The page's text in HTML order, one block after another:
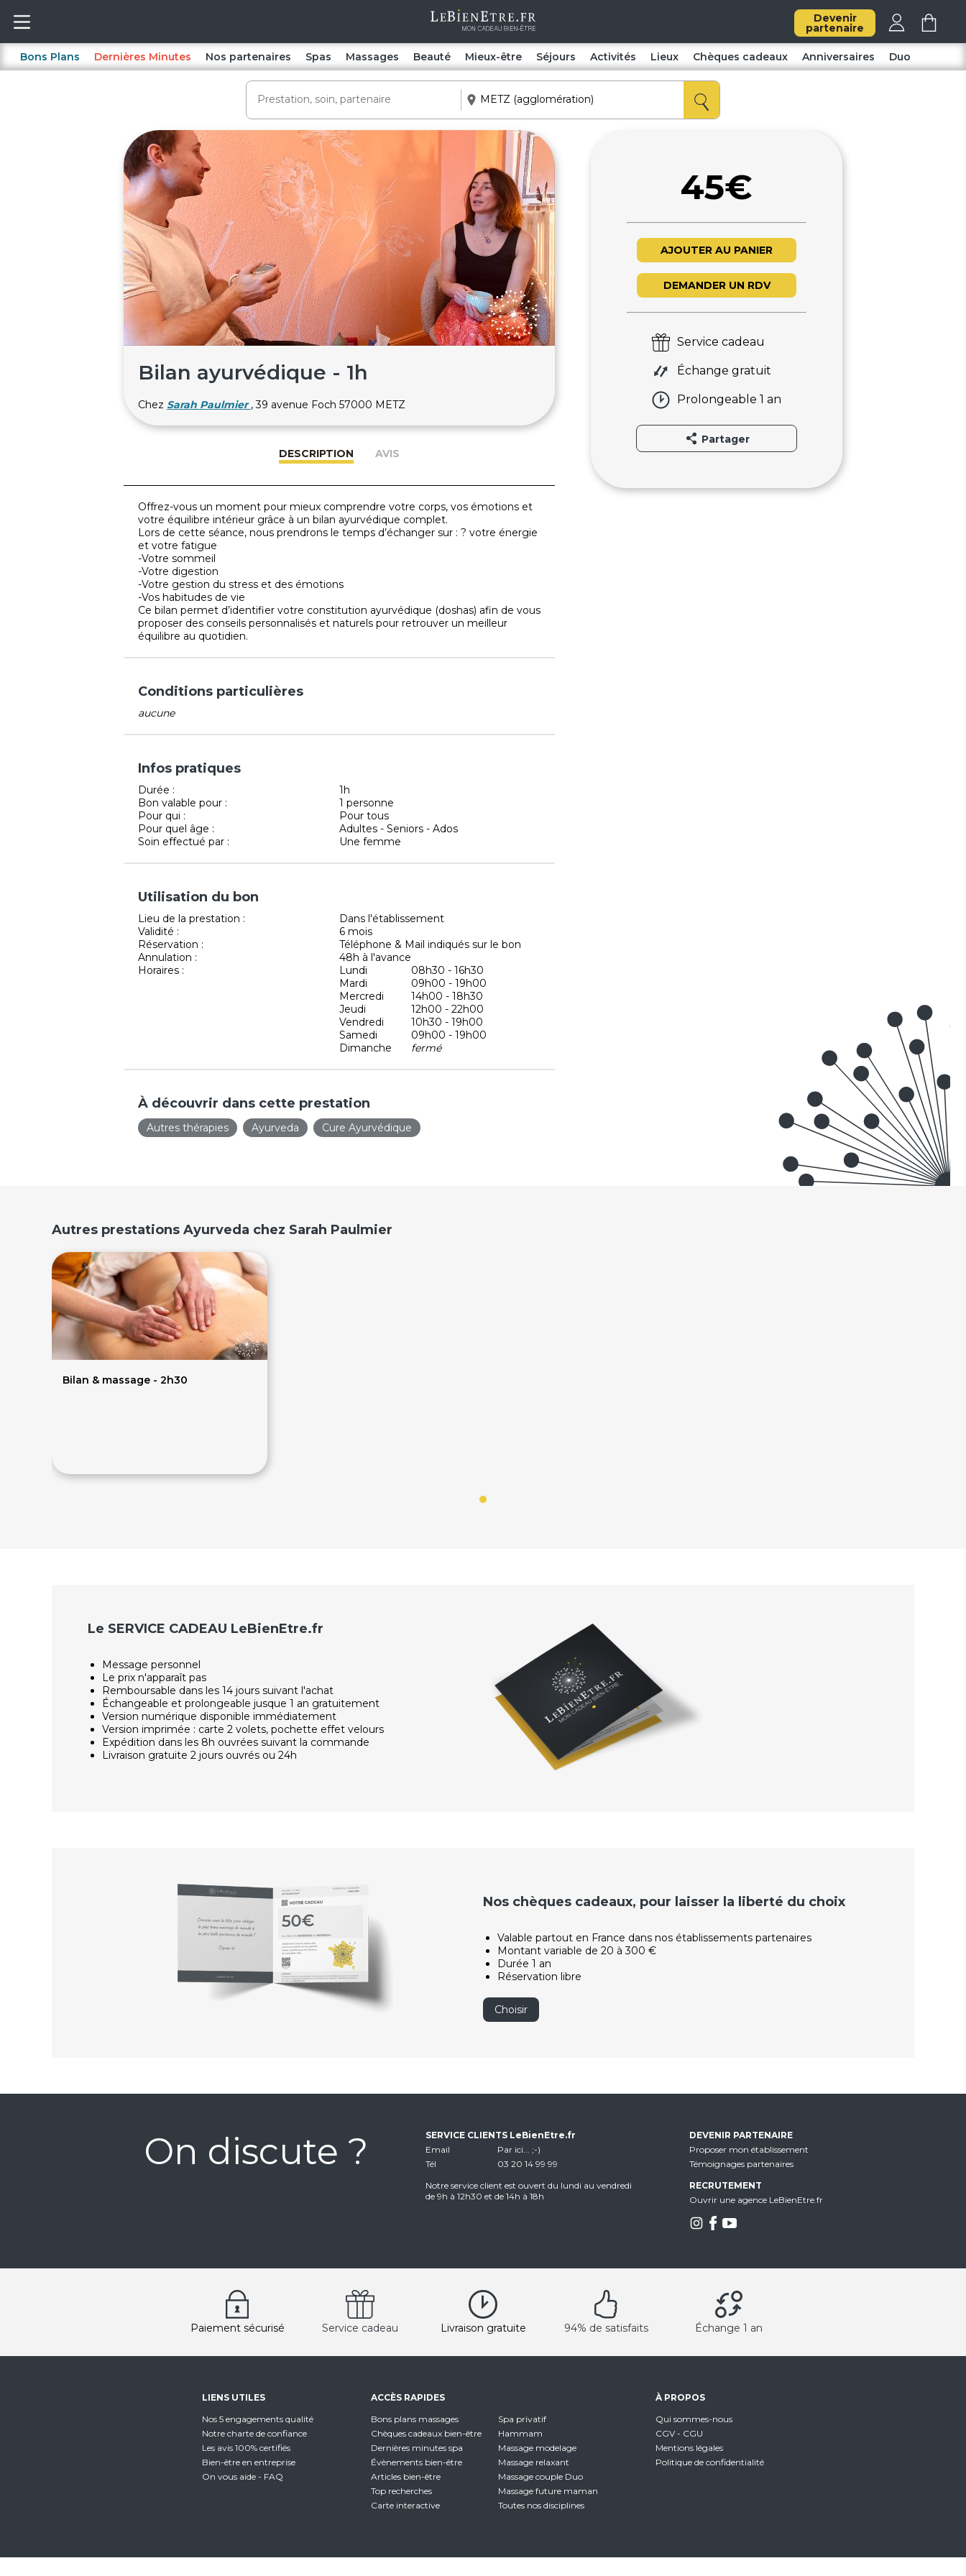
Devenir
partenaire
Bons Plans Dernières Minutes Nos partenaires Spas Massages Beauté Mieux-être Séjours Activités Lieux Chèques cadeaux Anniversaires Duo
Bilan ayurvédique - 1h
Chez Sarah Paulmier , 39 avenue Foch 57000 METZ
DESCRIPTION AVIS
Offrez-vous un moment pour mieux comprendre votre corps, vos émotions et
votre équilibre intérieur grâce à un bilan ayurvédique complet.
Lors de cette séance, nous prendrons le temps d’échanger sur : ? votre énergie
et votre fatigue
-Votre sommeil
-Votre digestion
-Votre gestion du stress et des émotions
-Vos habitudes de vie
Ce bilan permet d’identifier votre constitution ayurvédique (doshas) afin de vous
proposer des conseils personnalisés et naturels pour retrouver un meilleur
équilibre au quotidien.
Conditions particulières
aucune
Infos pratiques
Durée :
1h
Bon valable pour :
1 personne
Pour qui :
Pour tous
Pour quel âge :
Adultes - Seniors - Ados
Soin effectué par :
Une femme
Utilisation du bon
Lieu de la prestation :
Dans l'établissement
Validité :
6 mois
Réservation :
Téléphone & Mail indiqués sur le bon
Annulation :
48h à l'avance
Horaires :
Lundi
08h30 - 16h30
Mardi
09h00 - 19h00
Mercredi
14h00 - 18h30
Jeudi
12h00 - 22h00
Vendredi
10h30 - 19h00
Samedi
09h00 - 19h00
Dimanche
fermé
À découvrir dans cette prestation
Autres thérapies Ayurveda Cure Ayurvédique
45€
AJOUTER AU PANIER
DEMANDER UN RDV
Service cadeau
Échange gratuit
Prolongeable 1 an
Partager
Autres prestations Ayurveda chez Sarah Paulmier
Bilan & massage - 2h30
Le SERVICE CADEAU LeBienEtre.fr
Message personnel
Le prix n'apparaît pas
Remboursable dans les 14 jours suivant l'achat
Échangeable et prolongeable jusque 1 an gratuitement
Version numérique disponible immédiatement
Version imprimée : carte 2 volets, pochette effet velours
Expédition dans les 8h ouvrées suivant la commande
Livraison gratuite 2 jours ouvrés ou 24h
Nos chèques cadeaux, pour laisser la liberté du choix
Valable partout en France dans nos établissements partenaires
Montant variable de 20 à 300 €
Durée 1 an
Réservation libre
Choisir
On discute ?
SERVICE CLIENTS LeBienEtre.fr
Email
Par ici... ;-)
Tél
03 20 14 99 99
Notre service client est ouvert du lundi au vendredi
de 9h à 12h30 et de 14h à 18h
DEVENIR PARTENAIRE
Proposer mon établissement
Témoignages partenaires
RECRUTEMENT
Ouvrir une agence LeBienEtre.fr
Paiement sécurisé Service cadeau Livraison gratuite 94% de satisfaits Échange 1 an
LIENS UTILES
Nos 5 engagements qualité
Notre charte de confiance
Les avis 100% certifiés
Bien-être en entreprise
On vous aide - FAQ
ACCÈS RAPIDES
Bons plans massages
Chèques cadeaux bien-être
Dernières minutes spa
Évènements bien-être
Articles bien-être
Top recherches
Carte interactive
Spa privatif
Hammam
Massage modelage
Massage relaxant
Massage couple Duo
Massage future maman
Toutes nos disciplines
À PROPOS
Qui sommes-nous
CGV - CGU
Mentions légales
Politique de confidentialité